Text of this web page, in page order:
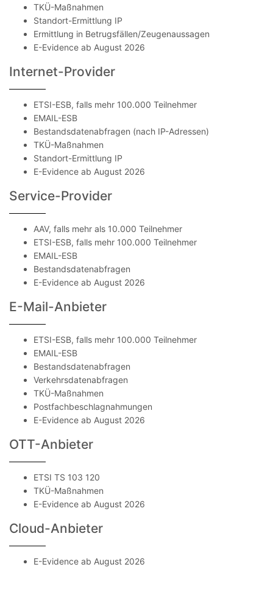
TKÜ-Maßnahmen
Standort-Ermittlung IP
Ermittlung in Betrugsfällen/Zeugenaussagen
E-Evidence ab August 2026
Internet-Provider
ETSI-ESB, falls mehr 100.000 Teilnehmer
EMAIL-ESB
Bestandsdatenabfragen (nach IP-Adressen)
TKÜ-Maßnahmen
Standort-Ermittlung IP
E-Evidence ab August 2026
Service-Provider
AAV, falls mehr als 10.000 Teilnehmer
ETSI-ESB, falls mehr 100.000 Teilnehmer
EMAIL-ESB
Bestandsdatenabfragen
E-Evidence ab August 2026
E-Mail-Anbieter
ETSI-ESB, falls mehr 100.000 Teilnehmer
EMAIL-ESB
Bestandsdatenabfragen
Verkehrsdatenabfragen
TKÜ-Maßnahmen
Postfachbeschlagnahmungen
E-Evidence ab August 2026
OTT-Anbieter
ETSI TS 103 120
TKÜ-Maßnahmen
E-Evidence ab August 2026
Cloud-Anbieter
E-Evidence ab August 2026